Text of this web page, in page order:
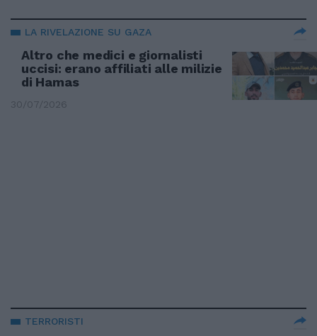
LA RIVELAZIONE SU GAZA
Altro che medici e giornalisti
uccisi: erano affiliati alle milizie
di Hamas
30/07/2026
TERRORISTI